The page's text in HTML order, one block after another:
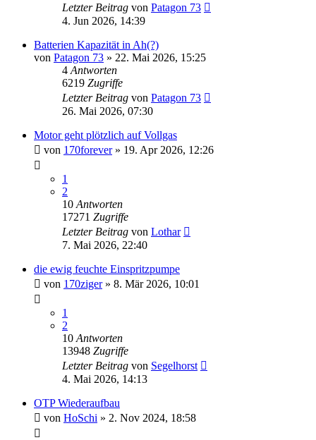
Letzter Beitrag von Patagon 73
4. Jun 2026, 14:39
Batterien Kapazität in Ah(?)
von Patagon 73 » 22. Mai 2026, 15:25
4 Antworten
6219 Zugriffe
Letzter Beitrag von Patagon 73
26. Mai 2026, 07:30
Motor geht plötzlich auf Vollgas
von 170forever» 19. Apr 2026, 12:26
1
2
10 Antworten
17271 Zugriffe
Letzter Beitrag von Lothar
7. Mai 2026, 22:40
die ewig feuchte Einspritzpumpe
von 170ziger» 8. Mär 2026, 10:01
1
2
10 Antworten
13948 Zugriffe
Letzter Beitrag von Segelhorst
4. Mai 2026, 14:13
OTP Wiederaufbau
von HoSchi » 2. Nov 2024, 18:58